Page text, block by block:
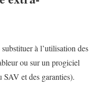
à l’utilisation des
ou sur un progiciel
SAV et des garanties).